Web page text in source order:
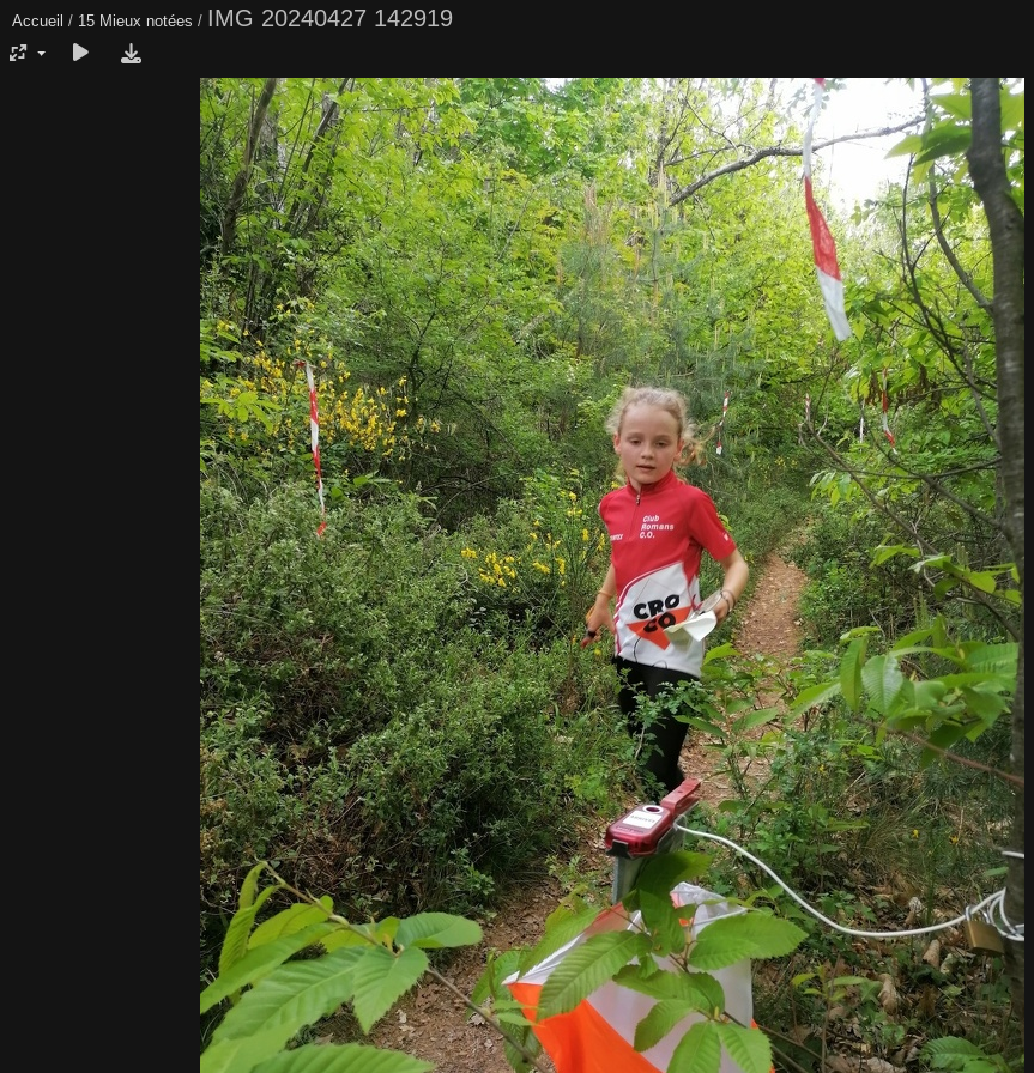
Accueil / 15 Mieux notées / IMG 20240427 142919